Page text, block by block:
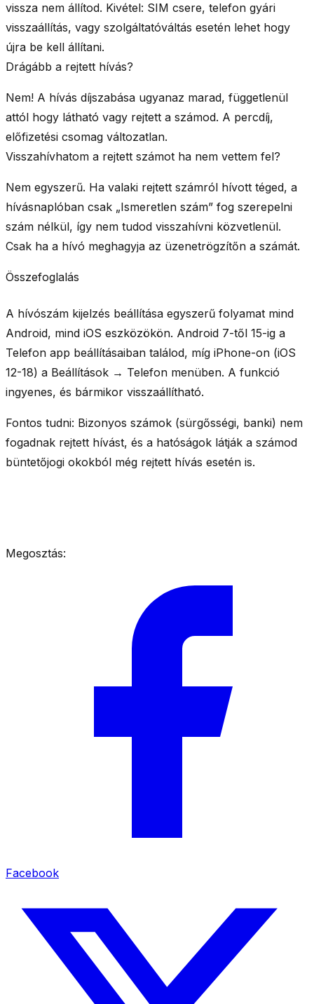
vissza nem állítod. Kivétel: SIM csere, telefon gyári
visszaállítás, vagy szolgáltatóváltás esetén lehet hogy
újra be kell állítani.
Drágább a rejtett hívás?
Nem! A hívás díjszabása ugyanaz marad, függetlenül
attól hogy látható vagy rejtett a számod. A percdíj,
előfizetési csomag változatlan.
Visszahívhatom a rejtett számot ha nem vettem fel?
Nem egyszerű. Ha valaki rejtett számról hívott téged, a
hívásnaplóban csak „Ismeretlen szám” fog szerepelni
szám nélkül, így nem tudod visszahívni közvetlenül.
Csak ha a hívó meghagyja az üzenetrögzítőn a számát.
Összefoglalás
A hívószám kijelzés beállítása egyszerű folyamat mind
Android, mind iOS eszközökön. Android 7-től 15-ig a
Telefon app beállításaiban találod, míg iPhone-on (iOS
12-18) a Beállítások → Telefon menüben. A funkció
ingyenes, és bármikor visszaállítható.
Fontos tudni: Bizonyos számok (sürgősségi, banki) nem
fogadnak rejtett hívást, és a hatóságok látják a számod
büntetőjogi okokból még rejtett hívás esetén is.
Megosztás:
Facebook